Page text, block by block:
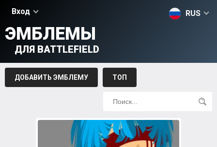
Вход RUS
ЭМБЛЕМЫ
ДЛЯ BATTLEFIELD
ДОБАВИТЬ ЭМБЛЕМУ ТОП